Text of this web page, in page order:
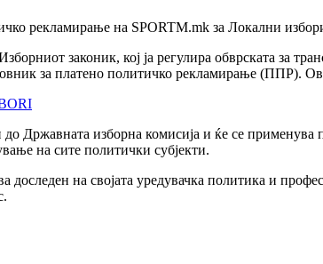
законик, кој ја регулира обврската за
за платено политичко рекламирање (ППР).
Државната изборна комисија и ќе се
на сите политички субјекти.
доследен на својата уредувачка политика и